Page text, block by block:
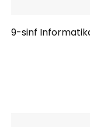
9-sinf